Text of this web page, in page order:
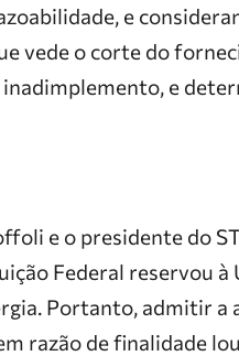
e
vede o corte do
e
e o presidente do
Federal reservou
Portanto, admitir a
razão de finalidade